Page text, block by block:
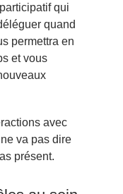
qui
quand
permettra en
et vous
avec
va pas dire
présent.